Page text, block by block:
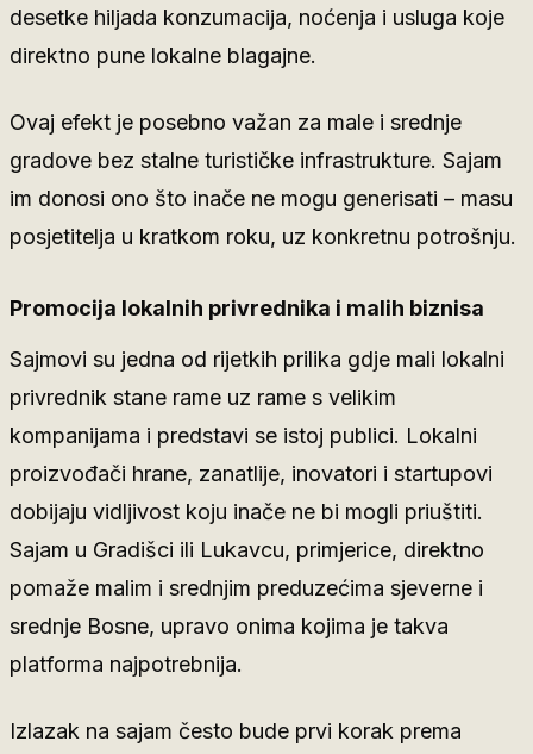
desetke hiljada konzumacija, noćenja i usluga koje
direktno pune lokalne blagajne.
Ovaj efekt je posebno važan za male i srednje
gradove bez stalne turističke infrastrukture. Sajam
im donosi ono što inače ne mogu generisati – masu
posjetitelja u kratkom roku, uz konkretnu potrošnju.
Promocija lokalnih privrednika i malih biznisa
Sajmovi su jedna od rijetkih prilika gdje mali lokalni
privrednik stane rame uz rame s velikim
kompanijama i predstavi se istoj publici. Lokalni
proizvođači hrane, zanatlije, inovatori i startupovi
dobijaju vidljivost koju inače ne bi mogli priuštiti.
Sajam u Gradišci ili Lukavcu, primjerice, direktno
pomaže malim i srednjim preduzećima sjeverne i
srednje Bosne, upravo onima kojima je takva
platforma najpotrebnija.
Izlazak na sajam često bude prvi korak prema